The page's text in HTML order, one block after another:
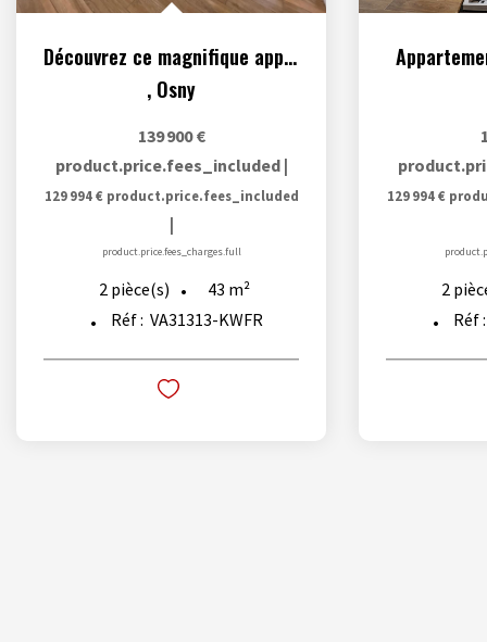
Découvrez ce magnifique appartement T2 de 43.36 m²
, Osny
139 900 €
product.price.fees_included |
129 994 € product.price.fees_included
|
product.price.fees_charges.full
2 pièce(s) 43 m²
Réf : VA31313-KWFR
129 994 €
2
Réf